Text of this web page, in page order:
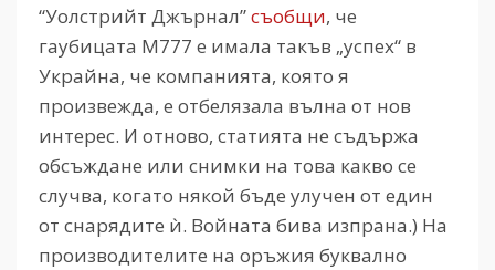
“Уолстрийт Джърнал”съобщи, че
гаубицата М777 е имала такъв „успех“ в
Украйна, че компанията, която я
произвежда, е отбелязала вълна от нов
интерес. И отново, статията не съдържа
обсъждане или снимки на това какво се
случва, когато някой бъде улучен от един
от снарядите ѝ. Войната бива изпрана.) На
производителите на оръжия буквално